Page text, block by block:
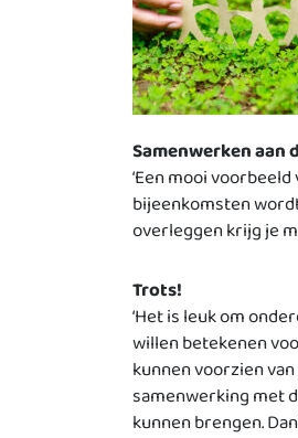
Samenwerken aan
‘Een mooi
bijeenkomsten
overleggen krijg je
Trots!
‘Het is leuk om
willen betekenen
kunnen voorzien
samenwerking met
kunnen brengen.